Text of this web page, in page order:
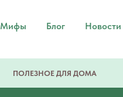
Мифы Блог Новости
ПОЛЕЗНОЕ ДЛЯ ДОМА